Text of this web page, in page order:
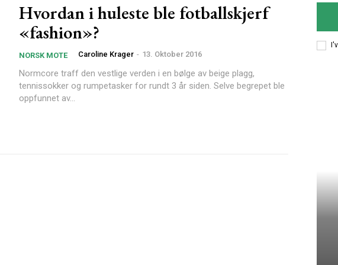
Hvordan i huleste ble fotballskjerf
«fashion»?
NORSK MOTE Caroline Krager - 13. Oktober 2016
Normcore traff den vestlige verden i en bølge av beige plagg,
tennissokker og rumpetasker for rundt 3 år siden. Selve begrepet ble
oppfunnet av...